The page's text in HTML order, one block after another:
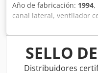
Año de fabricación: 1994,
canal lateral, ventilador
vacío -Potencia: 0,75 kW
compresión máx.: 195
Cantidad: 2 bombas
Dimensiones: 320/280/
Dsdeb R Ubbspfx Agyjck
SELLO
Distribuidores